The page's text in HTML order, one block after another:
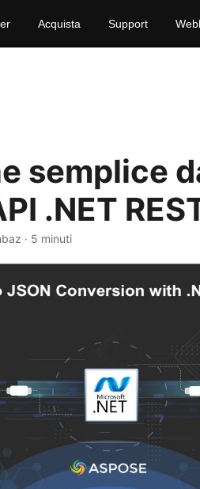
Acquista Support
semplice
.NET
· 5 minuti